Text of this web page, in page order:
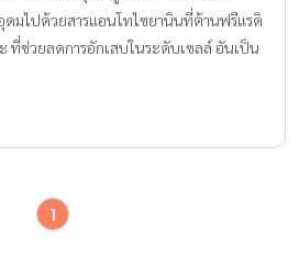
ดมไปด้วยสารแอนโทไซยานินที่ต้านฟรีแรดิ
ที่ช่วยลดการอักเสบในระดับเซลล์ อันเป็น
1